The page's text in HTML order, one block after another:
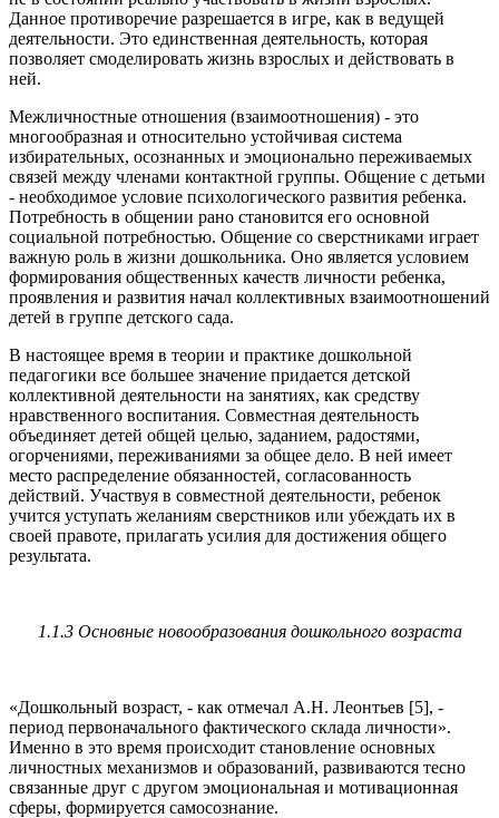
Данное противоречие разрешается в игре, как в ведущей
деятельности. Это единственная деятельность, которая
позволяет смоделировать жизнь взрослых и действовать в
ней.
Межличностные отношения (взаимоотношения) - это
многообразная и относительно устойчивая система
избирательных, осознанных и эмоционально переживаемых
связей между членами контактной группы. Общение с детьми
- необходимое условие психологического развития ребенка.
Потребность в общении рано становится его основной
социальной потребностью. Общение со сверстниками играет
важную роль в жизни дошкольника. Оно является условием
формирования общественных качеств личности ребенка,
проявления и развития начал коллективных взаимоотношений
детей в группе детского сада.
В настоящее время в теории и практике дошкольной
педагогики все большее значение придается детской
коллективной деятельности на занятиях, как средству
нравственного воспитания. Совместная деятельность
объединяет детей общей целью, заданием, радостями,
огорчениями, переживаниями за общее дело. В ней имеет
место распределение обязанностей, согласованность
действий. Участвуя в совместной деятельности, ребенок
учится уступать желаниям сверстников или убеждать их в
своей правоте, прилагать усилия для достижения общего
результата.
1.1.3 Основные новообразования дошкольного возраста
«Дошкольный возраст, - как отмечал А.Н. Леонтьев [5], -
период первоначального фактического склада личности».
Именно в это время происходит становление основных
личностных механизмов и образований, развиваются тесно
связанные друг с другом эмоциональная и мотивационная
сферы, формируется самосознание.